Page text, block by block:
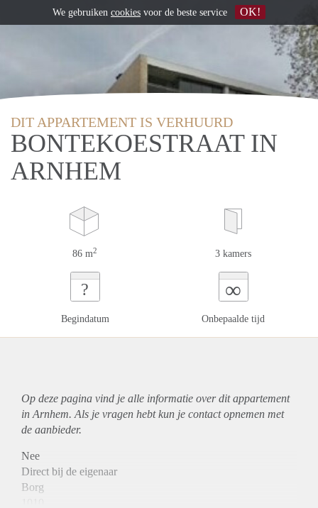
DIT APPARTEMENT IS VERHUURD
BONTEKOESTRAAT IN
ARNHEM
86 m2 3 kamers
?
Begindatum
∞
Onbepaalde tijd
Op deze pagina vind je alle informatie over ditappartement
in Arnhem. Als je vragen hebt kun je contact opnemen met
de aanbieder.
Nee
Direct bij de eigenaar
Borg
We gebruiken cookies voor de beste service OK!